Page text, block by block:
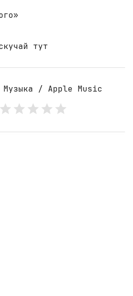
тут
Музыка / Apple Music